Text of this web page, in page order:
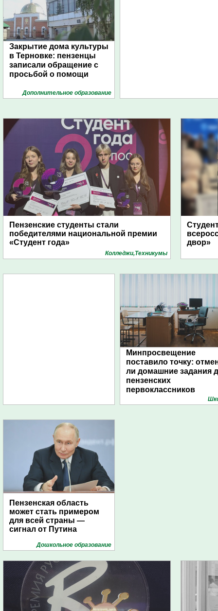
Закрытие дома культуры
в Терновке: пензенцы
записали обращение с
просьбой о помощи
Дополнительное образование
Пензенские студенты стали
победителями национальной премии
«Студент года»
Колледжи,Техникумы
двор»
Минпросвещение
поставило точку:
ли домашние задания
пензенских
первоклассников
Пензенская область
может стать примером
для всей страны —
сигнал от Путина
Дошкольное образование